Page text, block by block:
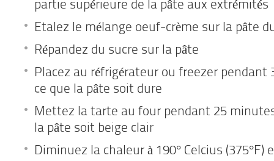
partie supérieure de la pâte aux extrémités
Etalez le mélange oeuf-crème sur la pâte
Répandez du sucre sur la pâte
Placez au réfrigérateur ou freezer pendant
ce que la pâte soit dure
Mettez la tarte au four pendant 25
la pâte soit beige clair
Diminuez la chaleur à 190° Celcius (375°F)